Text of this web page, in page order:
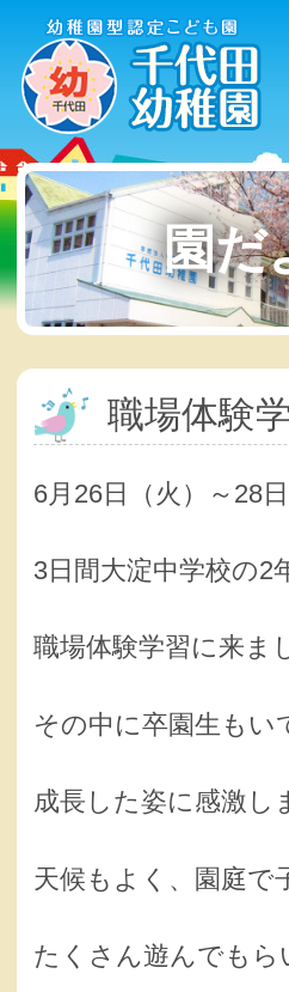
園だ
職場体験
6月26日（火）～28
3日間大淀中学校の2
職場体験学習に来ま
その中に卒園生もい
成長した姿に感激し
天候もよく、園庭で
たくさん遊んでもら